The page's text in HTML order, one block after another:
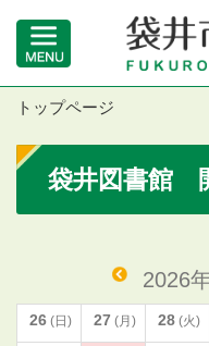
トップページ
袋井図書館
2026
26 (日) 27 (月) 28 (火)